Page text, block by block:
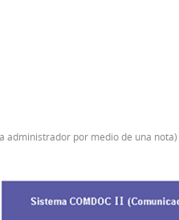
administrador por medio de una nota)